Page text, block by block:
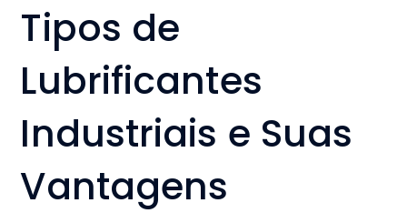
Tipos de
Lubrificantes
Industriais e Suas
Vantagens